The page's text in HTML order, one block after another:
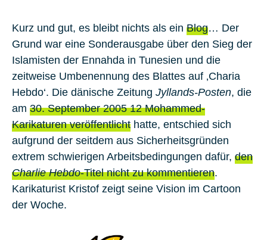
Kurz und gut, es bleibt nichts als ein Blog… Der
Grund war eine Sonderausgabe über den Sieg der
Islamisten der Ennahda in Tunesien und die
zeitweise Umbenennung des Blattes auf ‚Charia
Hebdo‘. Die dänische Zeitung Jyllands-Posten, die
am 30. September 2005 12 Mohammed-
Karikaturen veröffentlicht hatte, entschied sich
aufgrund der seitdem aus Sicherheitsgründen
extrem schwierigen Arbeitsbedingungen dafür, den
Charlie Hebdo-Titel nicht zu kommentieren.
Karikaturist Kristof zeigt seine Vision im Cartoon
der Woche.